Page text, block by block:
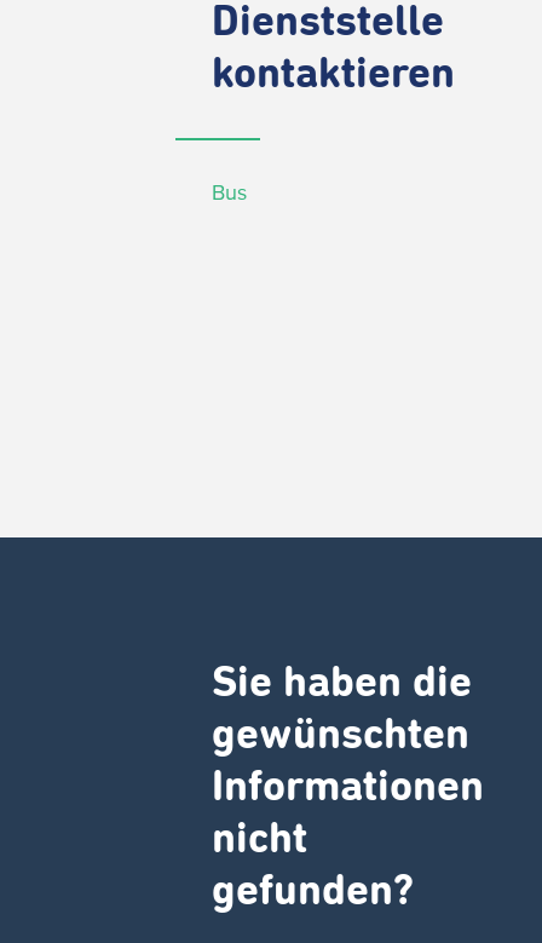
Dienststelle
kontaktieren
Bus
Sie haben die
gewünschten
Informationen
nicht
gefunden?